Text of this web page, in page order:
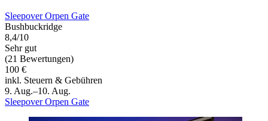
Sleepover Orpen Gate
Bushbuckridge
8,4/10
Sehr gut
(21 Bewertungen)
100 €
inkl. Steuern & Gebühren
9. Aug.–10. Aug.
Sleepover Orpen Gate